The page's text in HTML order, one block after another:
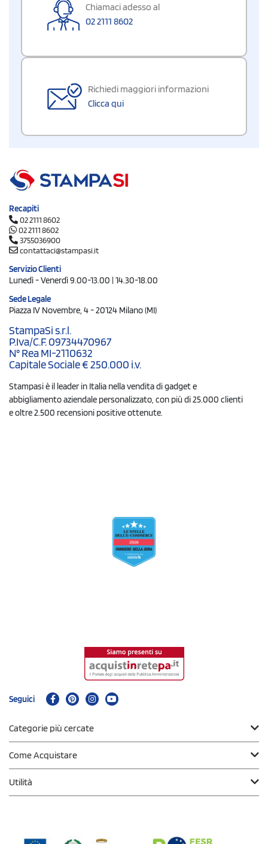
Chiamaci adesso al
02 2111 8602
Richiedi maggiori informazioni
Clicca qui
Recapiti
02 2111 8602
02 2111 8602
3755036900
contattaci@stampasi.it
Servizio Clienti
Lunedì - Venerdì 9.00-13.00 | 14.30-18.00
Sede Legale
Piazza IV Novembre, 4 - 20124 Milano (MI)
StampaSi s.r.l.
P.Iva/C.F. 09734470967
N° Rea MI-2110632
Capitale Sociale € 250.000 i.v.
Stampasi è il leader in Italia nella vendita di gadget e
abbigliamento aziendale personalizzato, con più di 25.000 clienti
e oltre 2.500 recensioni positive ottenute.
Seguici
Categorie più cercate
Come Acquistare
Utilità